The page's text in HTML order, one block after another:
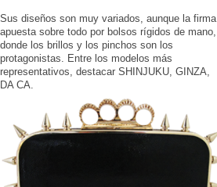
Sus diseños son muy variados, aunque la firma
apuesta sobre todo por bolsos rígidos de mano,
donde los brillos y los pinchos son los
protagonistas. Entre los modelos más
representativos, destacar SHINJUKU, GINZA,
DA CA.